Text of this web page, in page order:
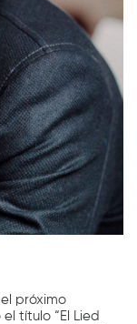
próximo
título “El Lied